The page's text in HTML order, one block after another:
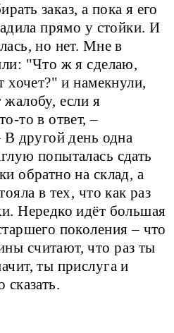
заказ, а пока я его
прямо у стойки. И
но нет. Мне в
"Что ж я сделаю,
хочет?" и намекнули,
если я
то в ответ, –
другой день одна
попыталась сдать
обратно на склад, а
в тех, что как раз
Нередко идёт большая
поколения – что
считают, что раз ты
ты прислуга и
сказать.